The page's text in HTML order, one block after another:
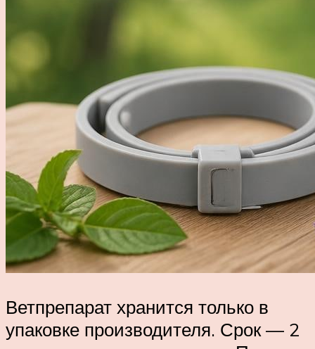
Ветпрепарат хранится только в
упаковке производителя. Срок — 2